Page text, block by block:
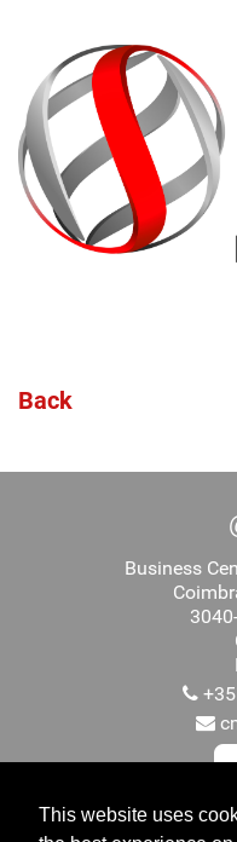
This website uses
Back
Business